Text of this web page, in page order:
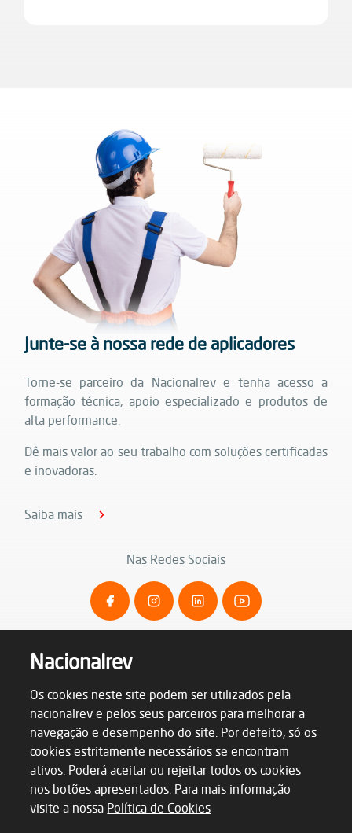
Junte-se à nossa rede de aplicadores
Torne-se parceiro da Nacionalrev e tenha acesso a
formação técnica, apoio especializado e produtos de
alta performance.
Dê mais valor ao seu trabalho com soluções certificadas
e inovadoras.
Saiba mais
Nas Redes Sociais
Termos & Condições
Política de Privacidade
Nacionalrev
Os cookies neste site podem ser utilizados pela
nacionalrev e pelos seus parceiros para melhorar a
navegação e desempenho do site. Por defeito, só os
cookies estritamente necessários se encontram
ativos. Poderá aceitar ou rejeitar todos os cookies
nos botões apresentados. Para mais informação
visite a nossa Política de Cookies